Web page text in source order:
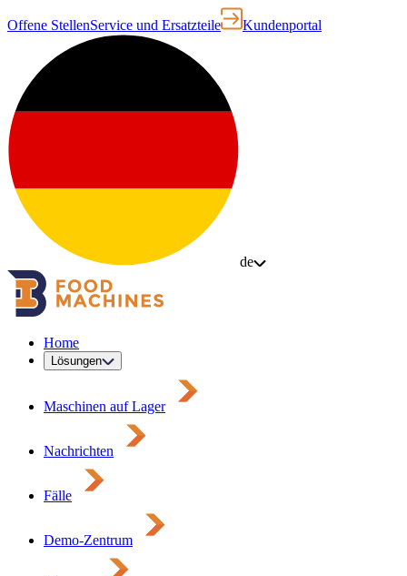
Offene StellenService und Ersatzteile Kundenportal
de
Home
Lösungen
Maschinen auf Lager
Nachrichten
Fälle
Demo-Zentrum